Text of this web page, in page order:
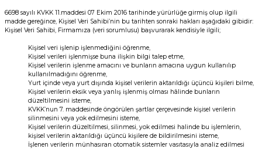
6698 sayılı KVKK 11.maddesi 07 Ekim 2016 tarihinde yürürlüğe girmiş olup ilgili
madde gereğince, Kişisel Veri Sahibi’nin bu tarihten sonraki hakları aşağıdaki gibidir:
Kişisel Veri Sahibi, Firmamıza (veri sorumlusu) başvurarak kendisiyle ilgili;
Kişisel veri işlenip işlenmediğini öğrenme,
Kişisel verileri işlenmişse buna ilişkin bilgi talep etme,
Kişisel verilerin işlenme amacını ve bunların amacına uygun kullanılıp
kullanılmadığını öğrenme,
Yurt içinde veya yurt dışında kişisel verilerin aktarıldığı üçüncü kişileri bilme,
Kişisel verilerin eksik veya yanlış işlenmiş olması hâlinde bunların
düzeltilmesini isteme,
KVKK’nun 7. maddesinde öngörülen şartlar çerçevesinde kişisel verilerin
silinmesini veya yok edilmesini isteme,
Kişisel verilerin düzeltilmesi, silinmesi, yok edilmesi halinde bu işlemlerin,
kişisel verilerin aktarıldığı üçüncü kişilere de bildirilmesini isteme,
İşlenen verilerin münhasıran otomatik sistemler vasıtasıyla analiz edilmesi